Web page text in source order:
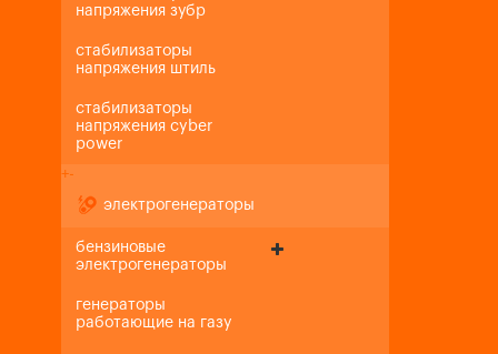
напряжения зубр
стабилизаторы
напряжения штиль
стабилизаторы
напряжения cyber
power
+-
электрогенераторы
бензиновые
электрогенераторы
генераторы
работающие на газу